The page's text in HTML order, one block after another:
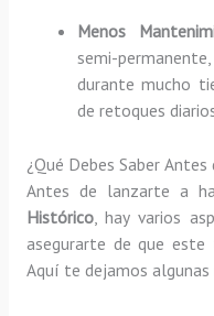
Menos
semi-
durante mucho
de retoques
¿Qué Debes Saber
Antes de lanzarte a
Histórico, hay varios
asegurarte de que
Aquí te dejamos algunas